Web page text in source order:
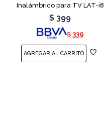
Inalámbrico para TV LAT-i8
$ 399
$ 339